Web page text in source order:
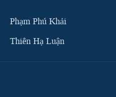
Phạm Phú Khải
Thiên Hạ Luận